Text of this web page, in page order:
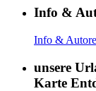
Info &
Info &
unsere
Karte